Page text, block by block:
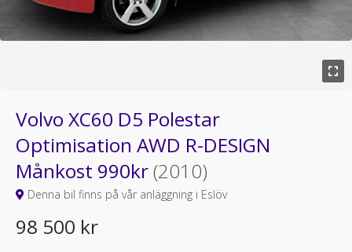
Volvo XC60 D5 Polestar
Optimisation AWD R-DESIGN
Månkost 990kr(2010)
Denna bil finns på vår anläggning i Eslöv
98 500 kr